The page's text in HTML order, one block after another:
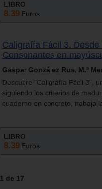
LIBRO
8.39 Euros
Caligrafía Fácil 3.
Consonantes en
Gaspar González Rus, M.ª
Descubre "Caligrafía Fácil 3",
siguiendo los criterios de
cuaderno en concreto, trabaja
LIBRO
8.39 Euros
1 de 17